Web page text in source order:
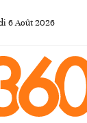
6Août 2026